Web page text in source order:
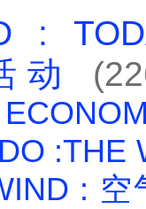
:
动
:THE
: 空